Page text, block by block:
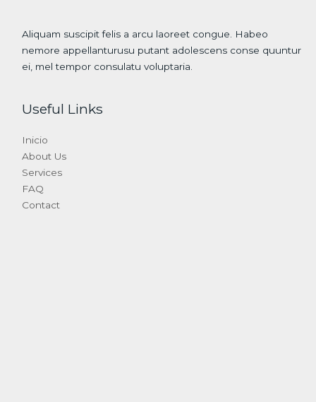
Aliquam suscipit felis a arcu laoreet congue. Habeo
nemore appellanturusu putant adolescens conse quuntur
ei, mel tempor consulatu voluptaria.
Useful Links
Inicio
About Us
Services
FAQ
Contact